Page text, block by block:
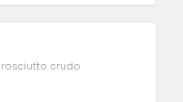
crudo